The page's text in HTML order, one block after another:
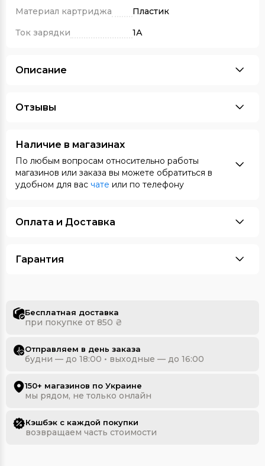
Материал картриджа
Пластик
Ток зарядки
1А
Описание
Отзывы
Наличие в магазинах
По любым вопросам относительно работы
магазинов или заказа вы можете обратиться в
удобном для вас чате или по телефону
Оплата и Доставка
Гарантия
Бесплатная доставка
при покупке от 850 ₴
Отправляем в день заказа
будни — до 18:00 • выходные — до 16:00
150+ магазинов по Украине
мы рядом, не только онлайн
Кэшбэк с каждой покупки
возвращаем часть стоимости